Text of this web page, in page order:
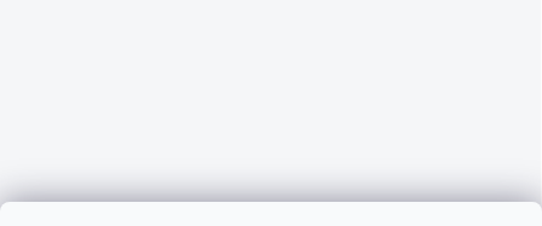
Informace o cookies